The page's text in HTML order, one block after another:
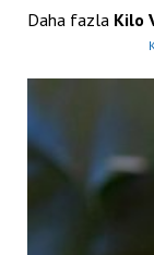
Daha fazla Kilo